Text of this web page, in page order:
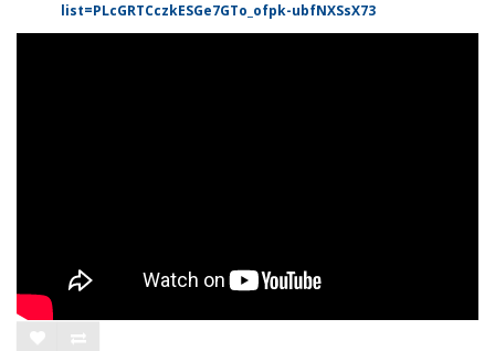
list=PLcGRTCczkESGe7GTo_ofpk-ubfNXSsX73